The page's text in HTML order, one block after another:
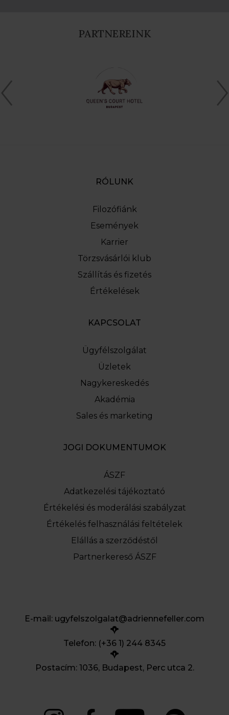
PARTNEREINK
RÓLUNK
Filozófiánk
Események
Karrier
Törzsvásárlói klub
Szállítás és fizetés
Értékelések
KAPCSOLAT
Ügyfélszolgálat
Üzletek
Nagykereskedés
Akadémia
Sales és marketing
JOGI DOKUMENTUMOK
ÁSZF
Adatkezelési tájékoztató
Értékelési és moderálási szabályzat
Értékelés felhasználási feltételek
Elállás a szerződéstől
Partnerkereső ÁSZF
E-mail: ugyfelszolgalat@adriennefeller.com
Telefon: (+36 1) 244 8345
Postacím: 1036, Budapest, Perc utca 2.